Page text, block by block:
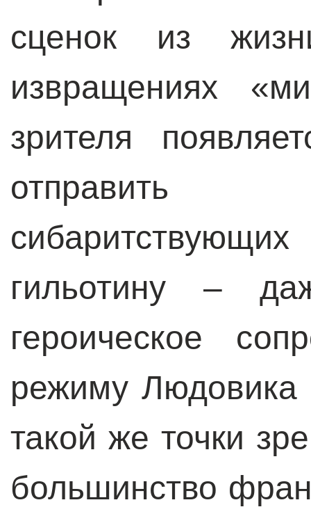
сценок из
извращениях
зрителя
отправить
гильотину –
героическое
режиму Людовика
такой же точки
большинство